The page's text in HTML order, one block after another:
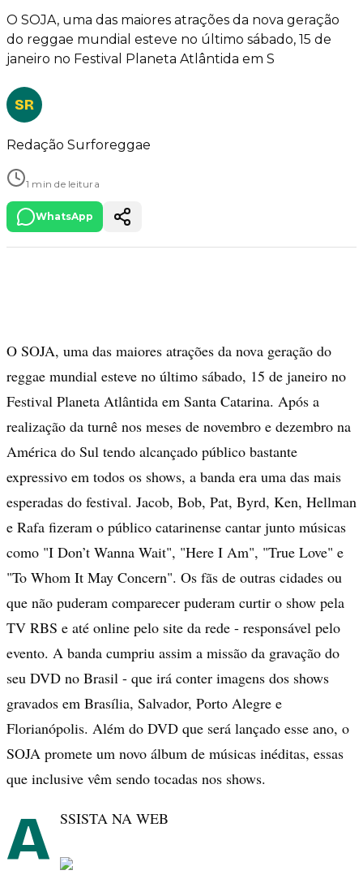
O SOJA, uma das maiores atrações da nova geração
do reggae mundial esteve no último sábado, 15 de
janeiro no Festival Planeta Atlântida em S
SR
Redação Surforeggae
1 min de leitura
WhatsApp
O SOJA, uma das maiores atrações da nova geração do
reggae mundial esteve no último sábado, 15 de janeiro no
Festival Planeta Atlântida em Santa Catarina. Após a
realização da turnê nos meses de novembro e dezembro na
América do Sul tendo alcançado público bastante
expressivo em todos os shows, a banda era uma das mais
esperadas do festival. Jacob, Bob, Pat, Byrd, Ken, Hellman
e Rafa fizeram o público catarinense cantar junto músicas
como "I Don’t Wanna Wait", "Here I Am", "True Love" e
"To Whom It May Concern". Os fãs de outras cidades ou
que não puderam comparecer puderam curtir o show pela
TV RBS e até online pelo site da rede - responsável pelo
evento. A banda cumpriu assim a missão da gravação do
seu DVD no Brasil - que irá conter imagens dos shows
gravados em Brasília, Salvador, Porto Alegre e
Florianópolis. Além do DVD que será lançado esse ano, o
SOJA promete um novo álbum de músicas inéditas, essas
que inclusive vêm sendo tocadas nos shows.
A SSISTA NA WEB